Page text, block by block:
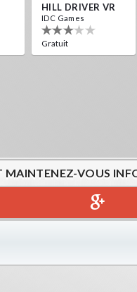
HILL DRIVER VR
IDC Games
Gratuit
MAINTENEZ-VOUS